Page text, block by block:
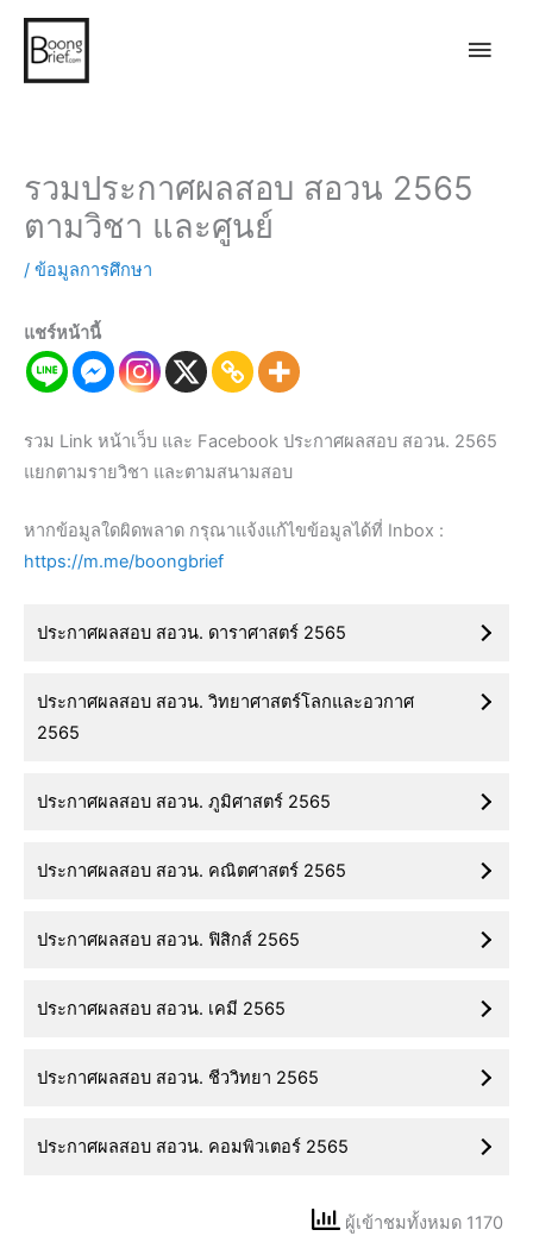
รวมประกาศผลสอบ สอวน 2565
ตามวิชา และศูนย์
/ ข้อมูลการศึกษา
แชร์หน้านี้
รวม Link หน้าเว็บ และ Facebook ประกาศผลสอบ สอวน. 2565
แยกตามรายวิชา และตามสนามสอบ
หากข้อมูลใดผิดพลาด กรุณาแจ้งแก้ไขข้อมูลได้ที่ Inbox :
https://m.me/boongbrief
ประกาศผลสอบ สอวน. ดาราศาสตร์ 2565
ประกาศผลสอบ สอวน. วิทยาศาสตร์โลกและอวกาศ
2565
ประกาศผลสอบ สอวน. ภูมิศาสตร์ 2565
ประกาศผลสอบ สอวน. คณิตศาสตร์ 2565
ประกาศผลสอบ สอวน. ฟิสิกส์ 2565
ประกาศผลสอบ สอวน. เคมี 2565
ประกาศผลสอบ สอวน. ชีววิทยา 2565
ประกาศผลสอบ สอวน. คอมพิวเตอร์ 2565
ผู้เข้าชมทั้งหมด 1170